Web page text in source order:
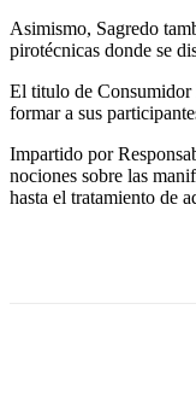
Asimismo, Sagredo
pirotécnicas donde se
El titulo de Consumidor
formar a sus
Impartido por
nociones sobre las
hasta el tratamiento de